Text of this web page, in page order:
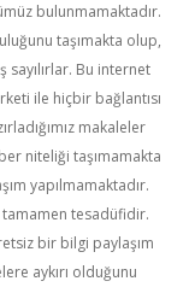
bulunmamaktadır.
taşımakta olup,
Bu internet
ile hiçbir bağlantısı
makaleler
niteliği taşımamakta
yapılmamaktadır.
tesadüfidir.
bir bilgi paylaşım
aykırı olduğunu